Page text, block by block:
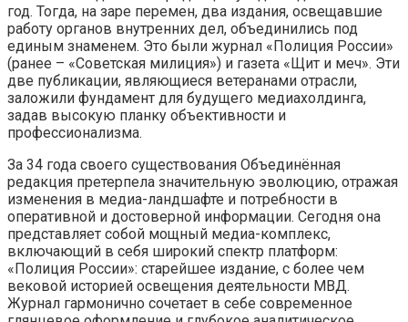
год. Тогда, на заре перемен, два издания, освещавшие
работу органов внутренних дел, объединились под
единым знаменем. Это были журнал «Полиция России»
(ранее – «Советская милиция») и газета «Щит и меч». Эти
две публикации, являющиеся ветеранами отрасли,
заложили фундамент для будущего медиахолдинга,
задав высокую планку объективности и
профессионализма.
За 34 года своего существования Объединённая
редакция претерпела значительную эволюцию, отражая
изменения в медиа-ландшафте и потребности в
оперативной и достоверной информации. Сегодня она
представляет собой мощный медиа-комплекс,
включающий в себя широкий спектр платформ:
«Полиция России»: старейшее издание, с более чем
вековой историей освещения деятельности МВД.
Журнал гармонично сочетает в себе современное